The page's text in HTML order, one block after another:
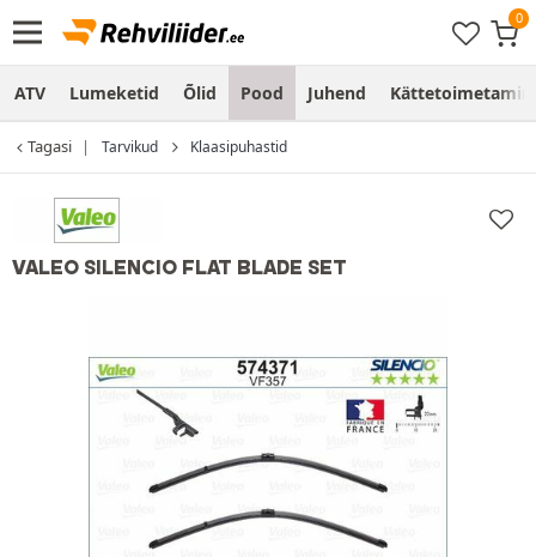
ATV Lumeketid Õlid Pood Juhend
Tagasi Tarvikud Klaasipuhastid
VALEO SILENCIO FLAT BLADE SET